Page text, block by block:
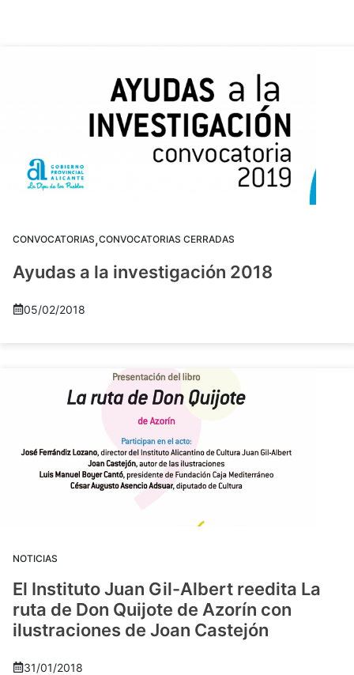
CONVOCATORIAS,CONVOCATORIAS CERRADAS
Ayudas a la investigación 2018
05/02/2018
NOTICIAS
El Instituto Juan Gil-Albert reedita La
ruta de Don Quijote de Azorín con
ilustraciones de Joan Castejón
31/01/2018